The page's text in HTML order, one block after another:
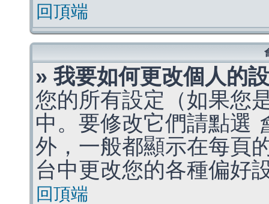
回頂端
» 我要如何更改個人的
您的所有設定（如果您
中。要修改它們請點選
外，一般都顯示在每頁
台中更改您的各種偏好
回頂端